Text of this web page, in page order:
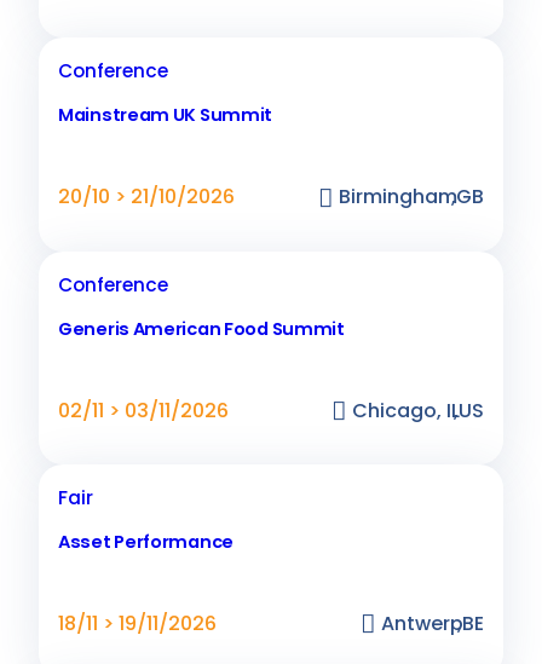
Conference
Mainstream UK Summit
20/10 > 21/10/2026 Birmingham
,GB
Conference
Generis American Food Summit
02/11 > 03/11/2026 Chicago, IL
,US
Fair
Asset Performance
18/11 > 19/11/2026 Antwerp,BE